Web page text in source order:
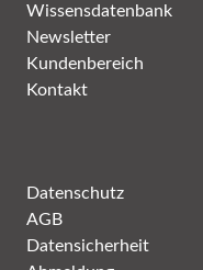
Wissensdatenbank
Newsletter
Kundenbereich
Kontakt
Datenschutz
AGB
Datensicherheit